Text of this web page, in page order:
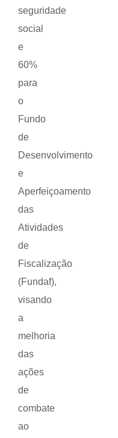
seguridade
social
e
60%
para
o
Fundo
de
Desenvolvimento
e
Aperfeiçoamento
das
Atividades
de
Fiscalização
(Fundaf),
visando
a
melhoria
das
ações
de
combate
ao